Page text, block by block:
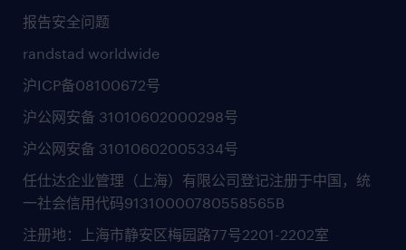
报告安全问题
randstad worldwide
沪ICP备08100672号
沪公网安备 31010602000298号
沪公网安备 31010602005334号
任仕达企业管理（上海）有限公司登记注册于中国，统
一社会信用代码91310000780558565B
注册地：上海市静安区梅园路77号2201-2202室